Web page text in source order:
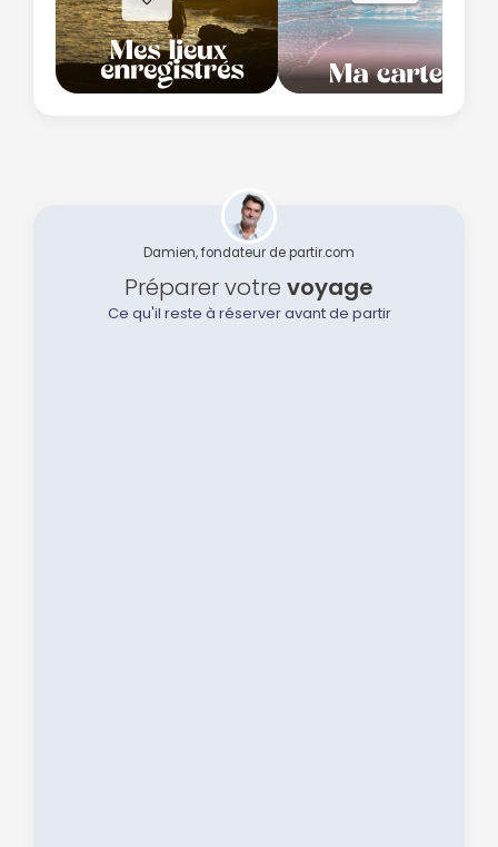
Damien, fondateur de partir.com
Préparer votre voyage
Ce qu'il reste à réserver avant de partir